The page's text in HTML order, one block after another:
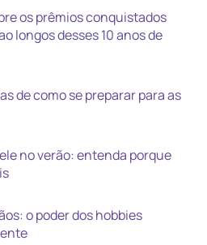
os prêmios conquistados
longos desses 10 anos de
de como se preparar para as
no verão: entenda porque
o poder dos hobbies